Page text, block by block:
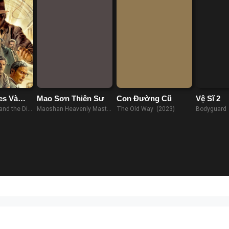
Và
the Dial
Mao Sơn Thiên Sư
Maoshan Heavenly Master
Con Đường Cũ
The Old Way (2023)
Vệ Sĩ 2
Bodyguard